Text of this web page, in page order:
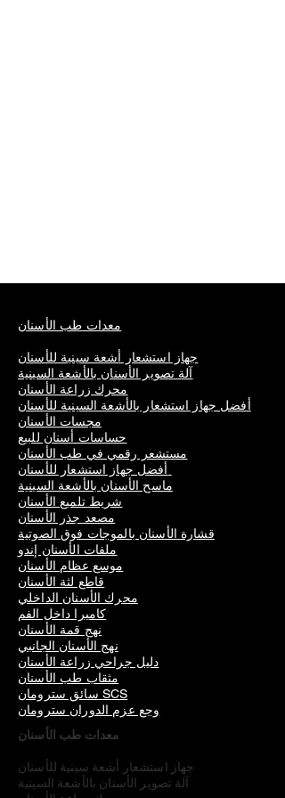
معدات طب الأسنان
جهاز استشعار أشعة سينية للأسنان
آلة تصوير الأسنان بالأشعة السينية
محرك زراعة الأسنان
أفضل جهاز استشعار بالأشعة السينية للأسنان
مجسات الأسنان
حساسات أسنان للبيع
مستشعر رقمي في طب الأسنان
ماسح الأسنان بالأشعة السينية
شريط تلميع الأسنان
مصعد جذر الأسنان
قشارة الأسنان بالموجات فوق الصوتية
ملفات الأسنان إندو
موسع عظام الأسنان
قاطع لثة الأسنان
محرك الأسنان الداخلي
كاميرا داخل الفم
نهج قمة الأسنان
نهج الأسنان الجانبي
دليل جراحي زراعة الأسنان
مثقاب طب الأسنان
سائق سترومان SCS
وجع عزم الدوران سترومان
معدات طب الأسنان
جهاز استشعار أشعة سينية للأسنان
آلة تصوير الأسنان بالأشعة السينية